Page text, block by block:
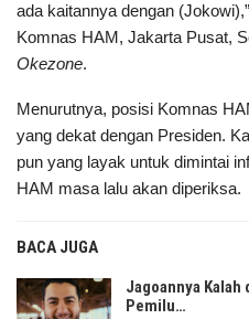
ada kaitannya dengan
Komnas HAM, Jakarta Pusat,
Okezone.
Menurutnya, posisi Komnas
yang dekat dengan Presiden.
pun yang layak untuk dimintai
HAM masa lalu akan diperiksa.
BACA JUGA
Jagoannya
Pemilu…